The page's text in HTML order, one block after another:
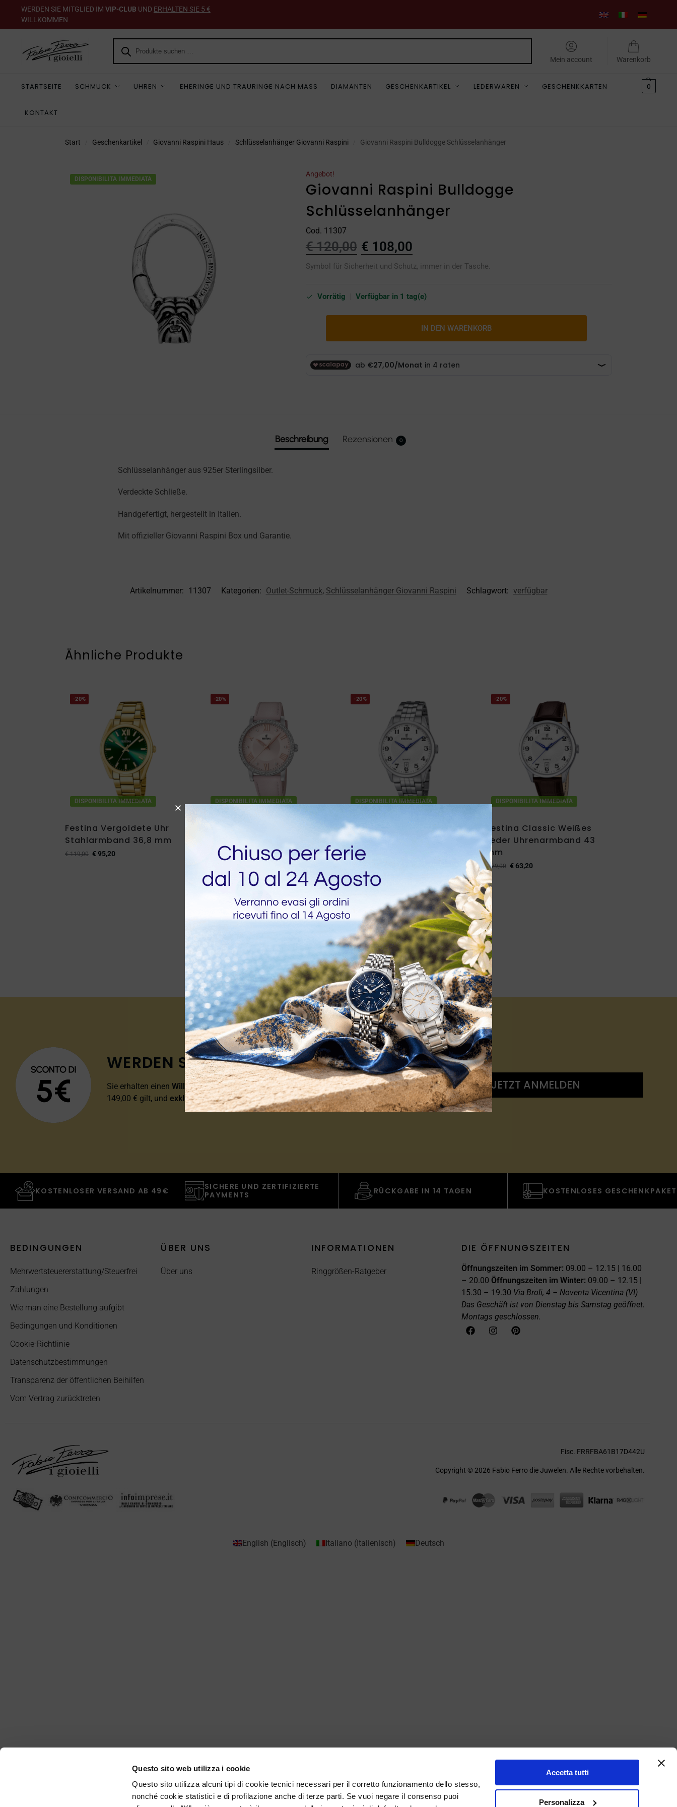
Questo sito web utilizza i cookie
Questo sito utilizza alcuni tipi di cookie tecnici necessari per il corretto funzionamento dello stesso,
nonché cookie statistici e di profilazione anche di terze parti. Se vuoi negare il consenso puoi
Accetta tutti
Personalizza
WERDEN SIE MITGLIED IM VIP-CLUB UND ERHALTEN SIE 5 €
WILLKOMMEN
Mein account Warenkorb
STARTSEITE SCHMUCK UHREN EHERINGE UND TRAURINGE NACH MASS DIAMANTEN GESCHENKARTIKEL LEDERWAREN GESCHENKKARTEN
KONTAKT
0
Start Geschenkartikel Giovanni Raspini Haus Schlüsselanhänger Giovanni Raspini Giovanni Raspini Bulldogge Schlüsselanhänger
DISPONIBILITA IMMEDIATA
Angebot!
Giovanni Raspini Bulldogge
Schlüsselanhänger
Cod. 11307
€120,00 € 108,00
Symbol für Sicherheit und Schutz, immer in der Tasche.
Vorrätig Verfügbar in 1 tag(e)
IN DEN WARENKORB
Beschreibung Rezensionen 0
Schlüsselanhänger aus 925er Sterlingsilber.
Verdeckte Schließe.
Handgefertigt, hergestellt in Italien.
Mit offizieller Giovanni Raspini Box und Garantie.
Artikelnummer: 11307 Kategorien: Outlet-Schmuck, Schlüsselanhänger Giovanni Raspini Schlagwort: verfügbar
Ähnliche Produkte
-20%
DISPONIBILITA IMMEDIATA
Festina Vergoldete Uhr
Stahlarmband 36,8 mm
€119,00 €95,20
-20%
DISPONIBILITA IMMEDIATA
99,00 79,20
-20%
DISPONIBILITA IMMEDIATA
Festina Classic White
Herrenuhr Stahl 43 mm
€ 99,00
-20%
DISPONIBILITA IMMEDIATA
Festina Classic Weißes
Leder Uhrenarmband 43
mm
€79,00 € 63,20
WERDEN SIE MITGLIED IM VIP-CLUB
Sie erhalten einen Willkommensrabatt von 5 €, der für alle Bestellungen über
149,00 € gilt, und exklusive Preisefür den gesamten Katalog.
JETZT ANMELDEN
KOSTENLOSER VERSAND AB 49€
SICHERE UND ZERTIFIZIERTE
PAYMENTS
RÜCKGABE IN 14 TAGEN KOSTENLOSES GESCHENKPAKET
BEDINGUNGEN
Mehrwertsteuererstattung/Steuerfrei
Zahlungen
Wie man eine Bestellung aufgibt
Bedingungen und Konditionen
Cookie-Richtlinie
Datenschutzbestimmungen
Transparenz der öffentlichen Beihilfen
Vom Vertrag zurücktreten
ÜBER UNS
Über uns
INFORMATIONEN
Ringgrößen-Ratgeber
DIE ÖFFNUNGSZEITEN
Öffnungszeiten im Sommer: 09.00 – 12.15 | 16.00
– 20.00 Öffnungszeiten im Winter: 09.00 – 12.15 |
15.30 – 19.30 Via Broli, 4 – Noventa Vicentina (VI)
Das Geschäft ist von Dienstag bis Samstag geöffnet.
Montags geschlossen.
Fisc. FRRFBA61B17D442U
Copyright © 2026 Fabio Ferro die Juwelen. Alle Rechte vorbehalten.
English (Englisch) Italiano (Italienisch) Deutsch